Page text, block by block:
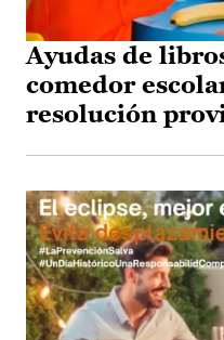
Ayudas de
comedor
resolución